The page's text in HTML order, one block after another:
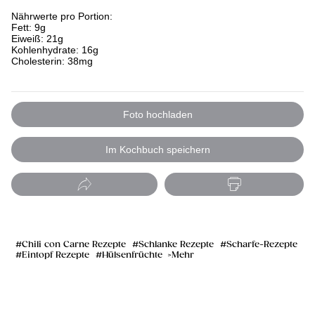
Nährwerte pro Portion:
Fett: 9g
Eiweiß: 21g
Kohlenhydrate: 16g
Cholesterin: 38mg
Foto hochladen
Im Kochbuch speichern
Chili con Carne Rezepte Schlanke Rezepte
Scharfe-Rezepte
Eintopf Rezepte
Hülsenfrüchte Mehr